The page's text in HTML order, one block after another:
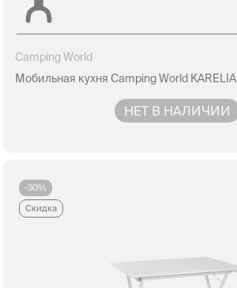
Camping World
Мобильная кухня Camping World KARELIA
НЕТ В НАЛИЧИИ
-30%
Скидка